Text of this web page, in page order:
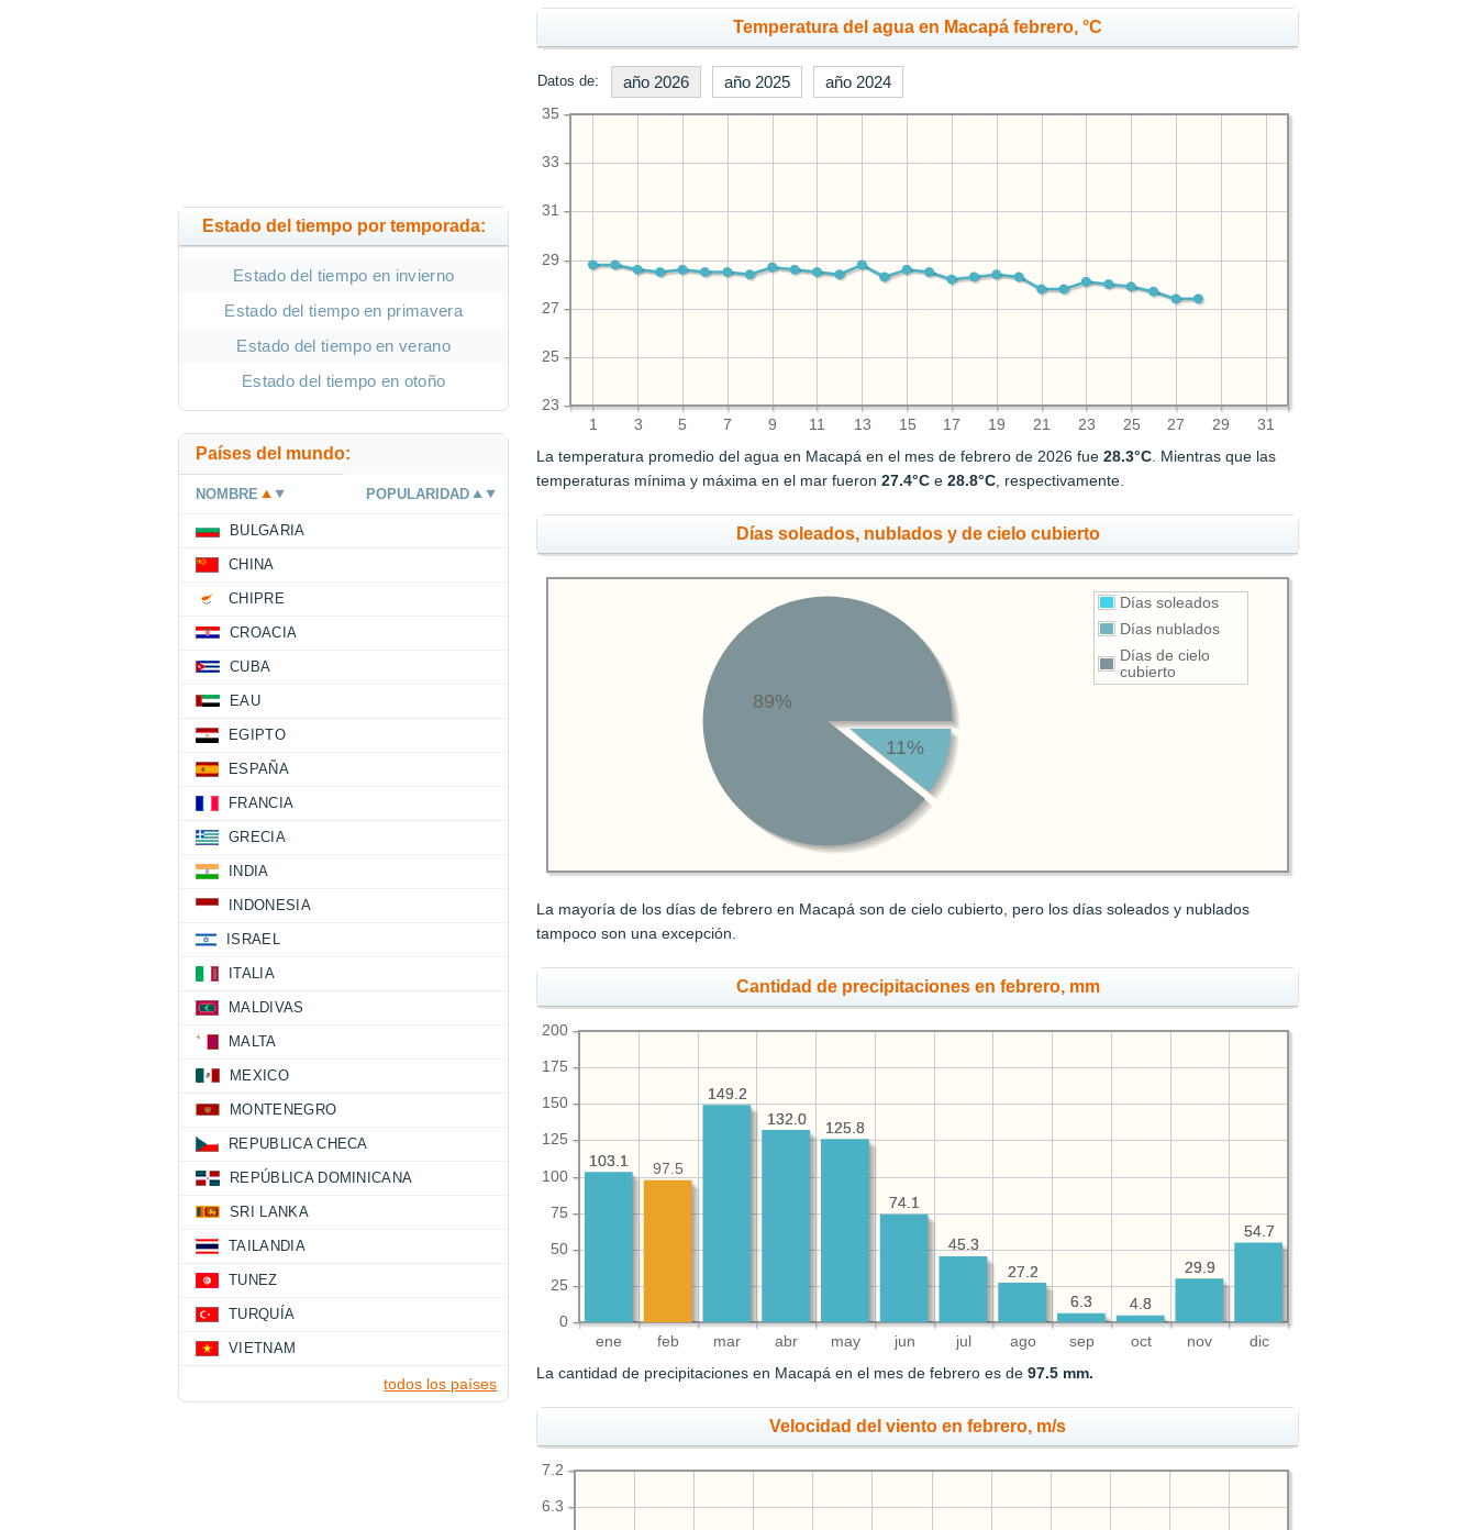
Temperatura del agua en Macapá febrero, °C
Datos de: año 2026 año 2025 año 2024
1 3 5 7 9 11 13 15 17 19 21 23 25 27 29 31
23
25
27
29
31
33
35
La temperatura promedio del agua en Macapá en el mes de febrero de 2026 fue28.3°C . Mientras que las
temperaturas mínima y máxima en el mar fueron27.4°C e28.8°C , respectivamente.
Días soleados, nublados y de cielo cubierto
Días soleados
Días nublados
Días de cielo
cubierto
11%
89%
La mayoría de los días de febrero en Macapá son de cielo cubierto, pero los días soleados y nublados
tampoco son una excepción.
Cantidad de precipitaciones en febrero, mm
ene feb mar abr may jun jul ago sep oct nov dic
0
25
50
75
100
125
150
175
200
54.7
29.9
4.8
6.3
27.2
45.3
74.1
125.8
132.0
149.2
103.1
54.7
29.9
4.8
6.3
27.2
45.3
74.1
125.8
132.0
149.2
97.5
103.1
La cantidad de precipitaciones en Macapá en el mes de febrero es de97.5 mm.
Velocidad del viento en febrero, m/s
6.3
7.2
Estado del tiempo por temporada:
Estado del tiempo en invierno
Estado del tiempo en primavera
Estado del tiempo en verano
Estado del tiempo en otoño
Países del mundo:
NOMBRE POPULARIDAD
BULGARIA
CHINA
CHIPRE
CROACIA
CUBA
EAU
EGIPTO
ESPAÑA
FRANCIA
GRECIA
INDIA
INDONESIA
ISRAEL
ITALIA
MALDIVAS
MALTA
MEXICO
MONTENEGRO
REPUBLICA CHECA
REPÚBLICA DOMINICANA
SRI LANKA
TAILANDIA
TUNEZ
TURQUÍA
VIETNAM
todos los países